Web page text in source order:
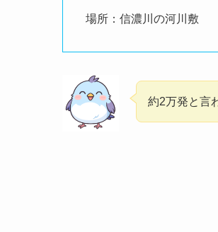
場所：信濃川の河川敷
約2万発と言